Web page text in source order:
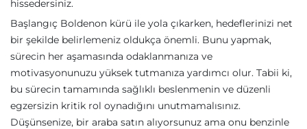
hissedersiniz.
Başlangıç Boldenon kürü ile yola çıkarken, hedeflerinizi net
bir şekilde belirlemeniz oldukça önemli. Bunu yapmak,
sürecin her aşamasında odaklanmanıza ve
motivasyonunuzu yüksek tutmanıza yardımcı olur. Tabii ki,
bu sürecin tamamında sağlıklı beslenmenin ve düzenli
egzersizin kritik rol oynadığını unutmamalısınız.
Düşünsenize, bir araba satın alıyorsunuz ama onu benzinle